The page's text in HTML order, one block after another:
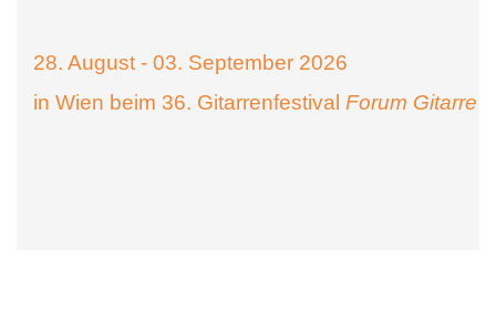
28. August - 03. September 2026
in Wien beim 36. Gitarrenfestival Forum Gitarre